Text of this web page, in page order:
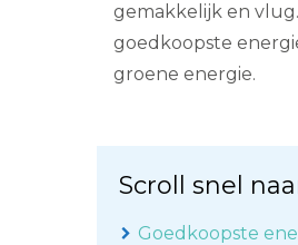
gemakkelijk en
goedkoopste
groene energie.
Scroll snel
Goedkoopste